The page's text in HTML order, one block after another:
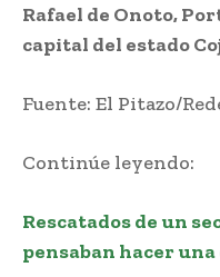
Rafael de Onoto,
capital del estado
Fuente: El Pitazo/
Continúe leyendo:
Rescatados de un
pensaban hacer